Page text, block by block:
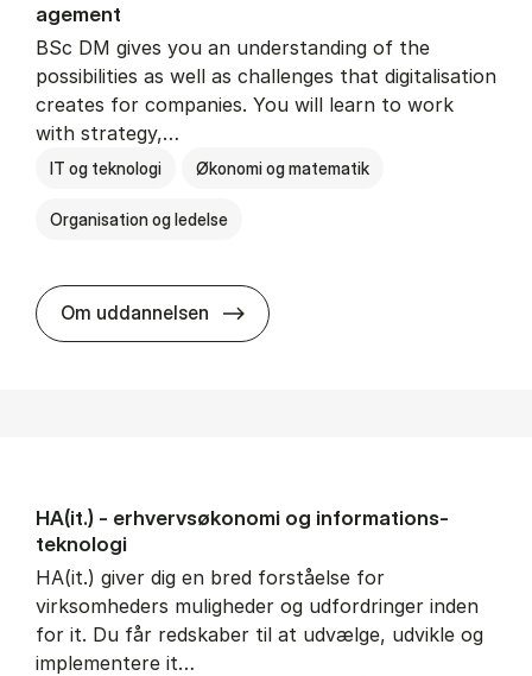
age­ment
BSc DM gives you an understanding of the
possibilities as well as challenges that digitalisation
creates for companies. You will learn to work
with strategy,…
IT og teknologi Økonomi og matematik
Organisation og ledelse
Om uddannelsen BSc in Busi­ness Ad­min­is­tra­tion
HA(it.) - erhvervs­økonomi og informations­
teknologi
HA(it.) giver dig en bred forståelse for
virksomheders muligheder og udfordringer inden
for it. Du får redskaber til at udvælge, udvikle og
implementere it…